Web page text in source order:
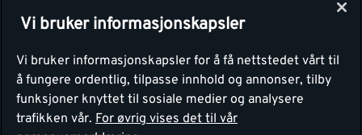
Montér
Vi bruker informasjonskapsler
Vi bruker informasjonskapsler for å få nettstedet vårt til
å fungere ordentlig, tilpasse innhold og annonser, tilby
funksjoner knyttet til sosiale medier og analysere
trafikken vår. For øvrig vises det til vår